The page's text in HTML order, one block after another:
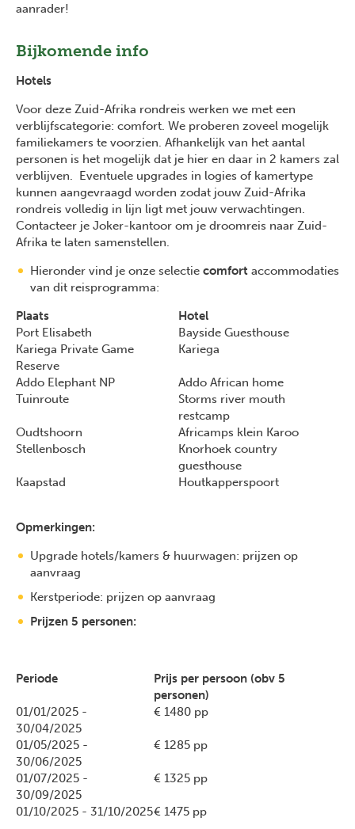
aanrader!
Bijkomende info
Hotels
Voor deze Zuid-Afrika rondreis werken we met een
verblijfscategorie: comfort. We proberen zoveel mogelijk
familiekamers te voorzien. Afhankelijk van het aantal
personen is het mogelijk dat je hier en daar in 2 kamers zal
verblijven. Eventuele upgrades in logies of kamertype
kunnen aangevraagd worden zodat jouw Zuid-Afrika
rondreis volledig in lijn ligt met jouw verwachtingen.
Contacteer je Joker-kantoor om je droomreis naar Zuid-
Afrika te laten samenstellen.
Hieronder vind je onze selectie comfort accommodaties
van dit reisprogramma:
Plaats
Hotel
Port Elisabeth
Bayside Guesthouse
Kariega Private Game
Reserve
Kariega
Addo Elephant NP
Addo African home
Tuinroute
Storms river mouth
restcamp
Oudtshoorn
Africamps klein Karoo
Stellenbosch
Knorhoek country
guesthouse
Kaapstad
Houtkapperspoort
Opmerkingen:
Upgrade hotels/kamers & huurwagen: prijzen op
aanvraag
Kerstperiode: prijzen op aanvraag
Prijzen 5 personen:
Periode
Prijs per persoon (obv 5
personen)
01/01/2025 -
30/04/2025
€ 1480 pp
01/05/2025 -
30/06/2025
€ 1285 pp
01/07/2025 -
30/09/2025
€ 1325 pp
01/10/2025 - 31/10/2025€ 1475 pp